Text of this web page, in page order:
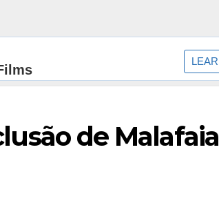
de Malafaia